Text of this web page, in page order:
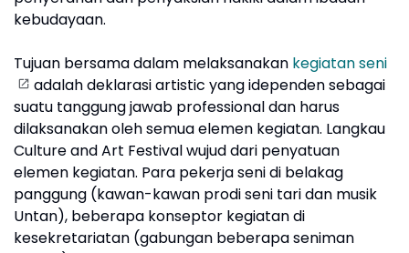
kebudayaan.
Tujuan bersama dalam melaksanakan kegiatan seni
adalah deklarasi artistic yang idependen sebagai
suatu tanggung jawab professional dan harus
dilaksanakan oleh semua elemen kegiatan. Langkau
Culture and Art Festival wujud dari penyatuan
elemen kegiatan. Para pekerja seni di belakag
panggung (kawan-kawan prodi seni tari dan musik
Untan), beberapa konseptor kegiatan di
kesekretariatan (gabungan beberapa seniman